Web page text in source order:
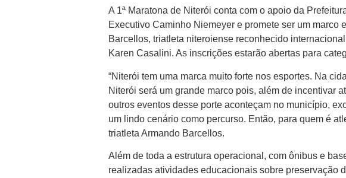
A 1ª Maratona de Niterói conta com o apoio da
Executivo Caminho Niemeyer e promete ser um
Barcellos, triatleta niteroiense reconhecido
Karen Casalini. As inscrições estarão abertas para
“Niterói tem uma marca muito forte nos esportes. Na
Niterói será um grande marco pois, além de incentivar
outros eventos desse porte aconteçam no município,
um lindo cenário como percurso. Então, para quem é
triatleta Armando Barcellos.
Além de toda a estrutura operacional, com ônibus e
realizadas atividades educacionais sobre preservação